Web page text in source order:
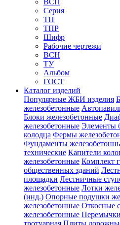
ВСП
Серия
ТП
ТПР
Шифр
Рабочие чертежи
ВСН
ТУ
Альбом
ГОСТ
Каталог изделий
Популярные ЖБИ изделия
железобетонные
Блоки железобетонные
железобетонные Элементы
колодца Фермы
Фундаменты
технические Капители
железобетонные Комплект
общественных зданий
площадки Лестничные
железобетонные Лотки
(инд.) Опорные подушки
железобетонные Откосные
железобетонные
тротуарная Плиты